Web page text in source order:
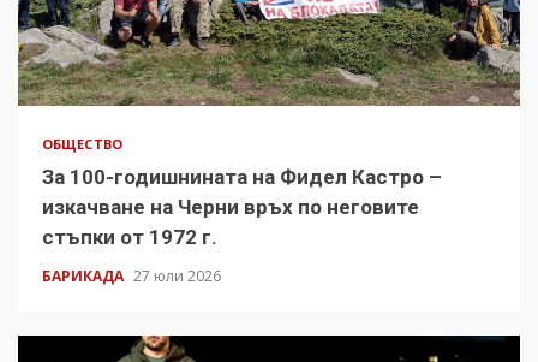
ОБЩЕСТВО
За 100-годишнината на Фидел Кастро –
изкачване на Черни връх по неговите
стъпки от 1972 г.
БАРИКАДА 27 юли 2026